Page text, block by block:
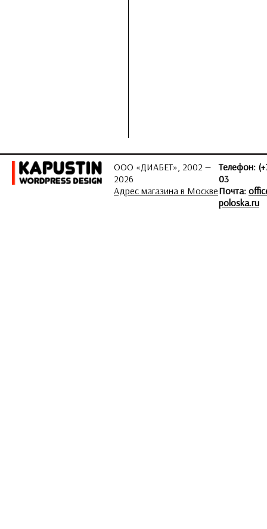
ООО «ДИАБЕТ», 2002 —
2026
Адрес магазина в Москве
Телефон:
03
Почта:
poloska.ru